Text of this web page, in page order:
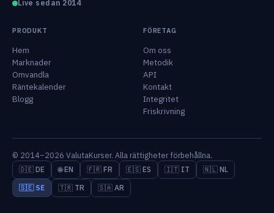
Live sedan 2014
PRODUKT
Hem
Marknader
Omvandla
Räntekalender
Blogg
FÖRETAG
Om oss
Metodik
API
Kontakt
Integritet
Friskrivning
© 2014–2026 ValutaKurser. Alla rättigheter förbehållna.
🇩🇪 DE 🌐 EN 🇫🇷 FR 🇪🇸 ES 🇮🇹 IT
🇳🇱 NL
🇸🇪 SE
🇹🇷 TR 🇸🇦 AR